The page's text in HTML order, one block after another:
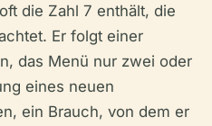
die Zahl 7 enthält, die
Er folgt einer
das Menü nur zwei oder
eines neuen
ein Brauch, von dem er